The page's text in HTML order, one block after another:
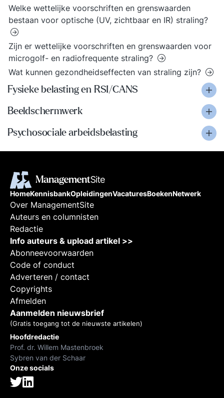
Welke wettelijke voorschriften en grenswaarden
bestaan voor optische (UV, zichtbaar en IR) straling?
Zijn er wettelijke voorschriften en grenswaarden voor
microgolf- en radiofrequente straling?
Wat kunnen gezondheidseffecten van straling zijn?
Fysieke belasting en RSI/CANS
Beeldschermwerk
Psychosociale arbeidsbelasting
HomeKennisbankOpleidingenVacaturesBoekenNetwerk
Over ManagementSite
Auteurs en columnisten
Redactie
Info auteurs & upload artikel >>
Abonneevoorwaarden
Code of conduct
Adverteren / contact
Copyrights
Afmelden
Aanmelden nieuwsbrief
(Gratis toegang tot de nieuwste artikelen)
Hoofdredactie
Prof. dr. Willem Mastenbroek
Sybren van der Schaar
Onze socials